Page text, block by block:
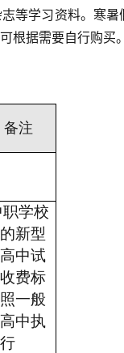
等学习资料。寒暑
根据需要自行购买。
备注
职学校
新型
中试
费标
一般
中执
行